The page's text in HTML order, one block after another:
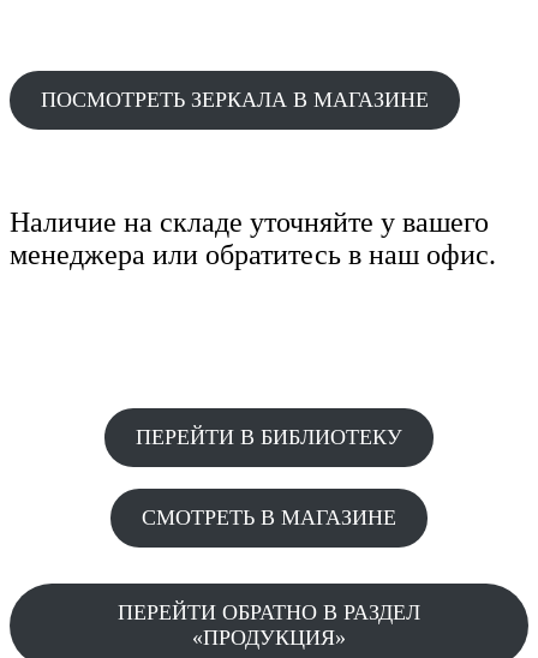
ПОСМОТРЕТЬ ЗЕРКАЛА В МАГАЗИНЕ
Наличие на складе уточняйте у вашего
менеджера или обратитесь в наш офис.
ПЕРЕЙТИ В БИБЛИОТЕКУ
СМОТРЕТЬ В МАГАЗИНЕ
ПЕРЕЙТИ ОБРАТНО В РАЗДЕЛ
«ПРОДУКЦИЯ»